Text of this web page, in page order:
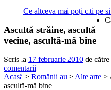
Ce altceva mai poți citi pe
Ascultă străine, ascultă
vecine, ascultă-mă bine
Scris la 17 februarie 2010 de către
comentarii
Acasă > Românii au > Alte arte >
ascultă-mă bine